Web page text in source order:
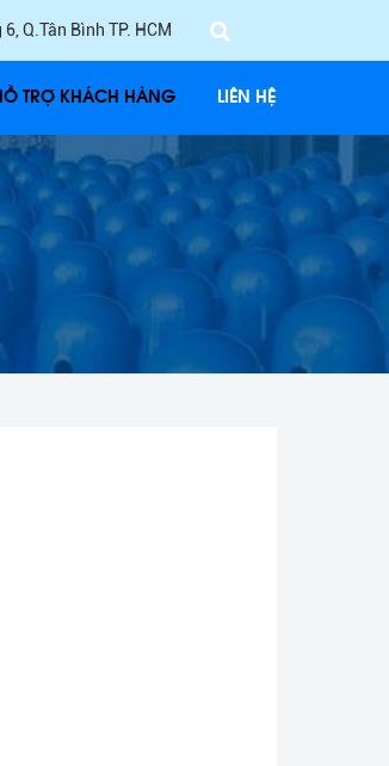
Q.Tân Bình TP. HCM
TRỢ KHÁCH HÀNG LIÊN HỆ